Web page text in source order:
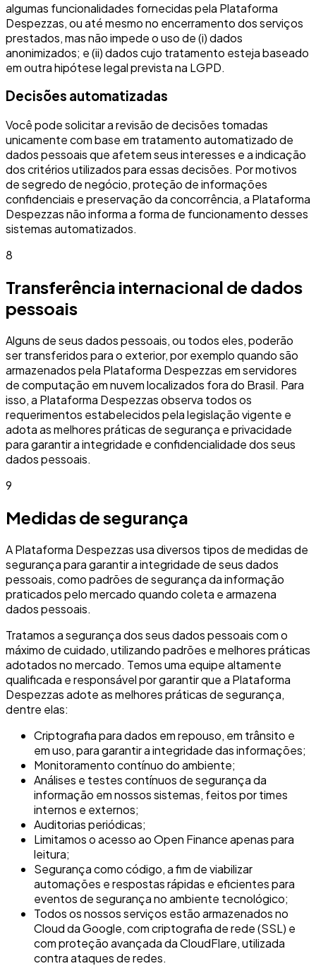
algumas funcionalidades fornecidas pela Plataforma
Despezzas, ou até mesmo no encerramento dos serviços
prestados, mas não impede o uso de (i) dados
anonimizados; e (ii) dados cujo tratamento esteja baseado
em outra hipótese legal prevista na LGPD.
Decisões automatizadas
Você pode solicitar a revisão de decisões tomadas
unicamente com base em tratamento automatizado de
dados pessoais que afetem seus interesses e a indicação
dos critérios utilizados para essas decisões. Por motivos
de segredo de negócio, proteção de informações
confidenciais e preservação da concorrência, a Plataforma
Despezzas não informa a forma de funcionamento desses
sistemas automatizados.
8
Transferência internacional de dados
pessoais
Alguns de seus dados pessoais, ou todos eles, poderão
ser transferidos para o exterior, por exemplo quando são
armazenados pela Plataforma Despezzas em servidores
de computação em nuvem localizados fora do Brasil. Para
isso, a Plataforma Despezzas observa todos os
requerimentos estabelecidos pela legislação vigente e
adota as melhores práticas de segurança e privacidade
para garantir a integridade e confidencialidade dos seus
dados pessoais.
9
Medidas de segurança
A Plataforma Despezzas usa diversos tipos de medidas de
segurança para garantir a integridade de seus dados
pessoais, como padrões de segurança da informação
praticados pelo mercado quando coleta e armazena
dados pessoais.
Tratamos a segurança dos seus dados pessoais com o
máximo de cuidado, utilizando padrões e melhores práticas
adotados no mercado. Temos uma equipe altamente
qualificada e responsável por garantir que a Plataforma
Despezzas adote as melhores práticas de segurança,
dentre elas:
Criptografia para dados em repouso, em trânsito e
em uso, para garantir a integridade das informações;
Monitoramento contínuo do ambiente;
Análises e testes contínuos de segurança da
informação em nossos sistemas, feitos por times
internos e externos;
Auditorias periódicas;
Limitamos o acesso ao Open Finance apenas para
leitura;
Segurança como código, a fim de viabilizar
automações e respostas rápidas e eficientes para
eventos de segurança no ambiente tecnológico;
Todos os nossos serviços estão armazenados no
Cloud da Google, com criptografia de rede (SSL) e
com proteção avançada da CloudFlare, utilizada
contra ataques de redes.